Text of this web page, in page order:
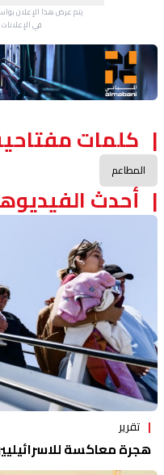
في
Advertisement Section
كلمات
المطاعم
أحدث
تقرير
هجرة معاكسة